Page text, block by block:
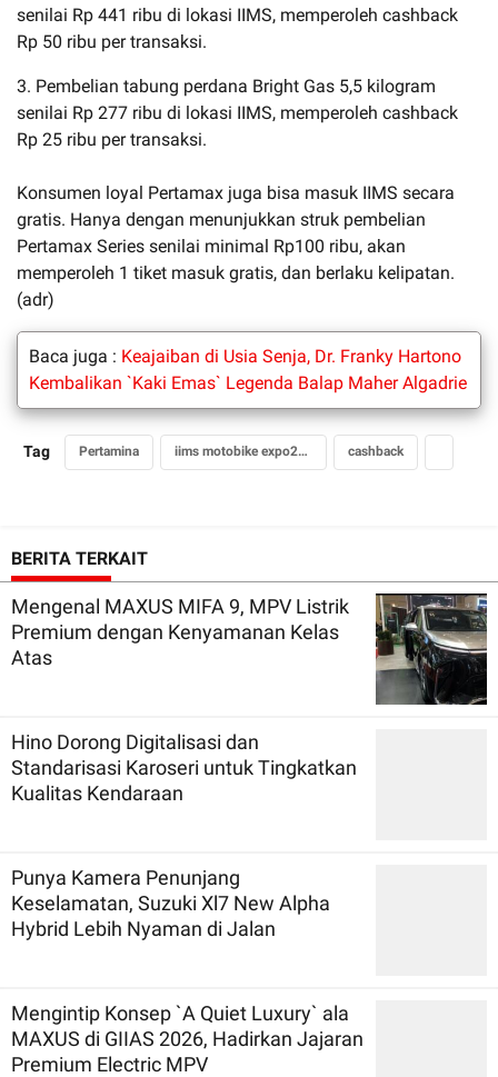
senilai Rp 441 ribu di lokasi IIMS, memperoleh cashback
Rp 50 ribu per transaksi.
3. Pembelian tabung perdana Bright Gas 5,5 kilogram
senilai Rp 277 ribu di lokasi IIMS, memperoleh cashback
Rp 25 ribu per transaksi.
Konsumen loyal Pertamax juga bisa masuk IIMS secara
gratis. Hanya dengan menunjukkan struk pembelian
Pertamax Series senilai minimal Rp100 ribu, akan
memperoleh 1 tiket masuk gratis, dan berlaku kelipatan.
(adr)
Baca juga : Keajaiban di Usia Senja, Dr. Franky Hartono
Kembalikan `Kaki Emas` Legenda Balap Maher Algadrie
Tag Pertamina iims motobike expo2019 cashback
BERITA TERKAIT
Mengenal MAXUS MIFA 9, MPV Listrik
Premium dengan Kenyamanan Kelas
Atas
Hino Dorong Digitalisasi dan
Standarisasi Karoseri untuk Tingkatkan
Kualitas Kendaraan
Punya Kamera Penunjang
Keselamatan, Suzuki Xl7 New Alpha
Hybrid Lebih Nyaman di Jalan
Mengintip Konsep `A Quiet Luxury` ala
MAXUS di GIIAS 2026, Hadirkan Jajaran
Premium Electric MPV